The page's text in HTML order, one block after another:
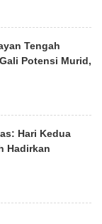
Tengah
Potensi Murid,
Hari Kedua
Hadirkan